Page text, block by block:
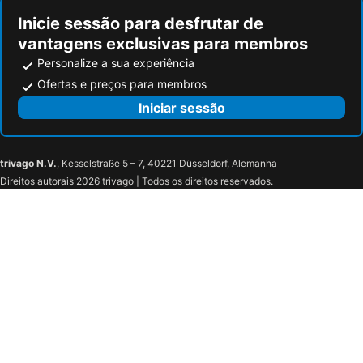
Rathbone Mansions
Wyndham Garden New Orleans Airport
International House Hotel
Hampton Inn & Suites New Orleans Downtown (French Qtr Area)
Inicie sessão para desfrutar de
vantagens exclusivas para membros
Personalize a sua experiência
Ofertas e preços para membros
Iniciar sessão
trivago N.V., Kesselstraße 5 – 7, 40221 Düsseldorf, Alemanha
Direitos autorais 2026 trivago | Todos os direitos reservados.